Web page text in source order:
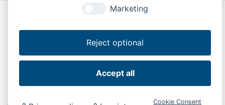
Le mode d'emploi spécifique aux numéros de série
HowToCargoLift
L'utilisation simple et sûre des outils de travail est d'une
Marketing
Reject optional
Accept all
Cookie Consent